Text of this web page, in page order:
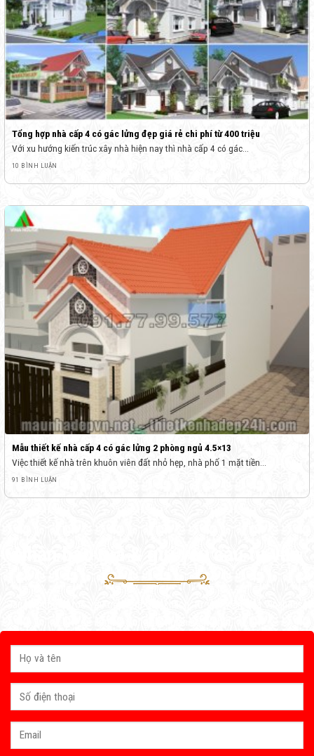
Tổng hợp nhà cấp 4 có gác lửng đẹp giá rẻ chi phí từ 400 triệu
Với xu hướng kiến trúc xây nhà hiện nay thì nhà cấp 4 có gác...
10 BÌNH LUẬN
Mẫu thiết kế nhà cấp 4 có gác lửng 2 phòng ngủ 4.5×13
Việc thiết kế nhà trên khuôn viên đất nhỏ hẹp, nhà phố 1 mặt tiền...
91 BÌNH LUẬN